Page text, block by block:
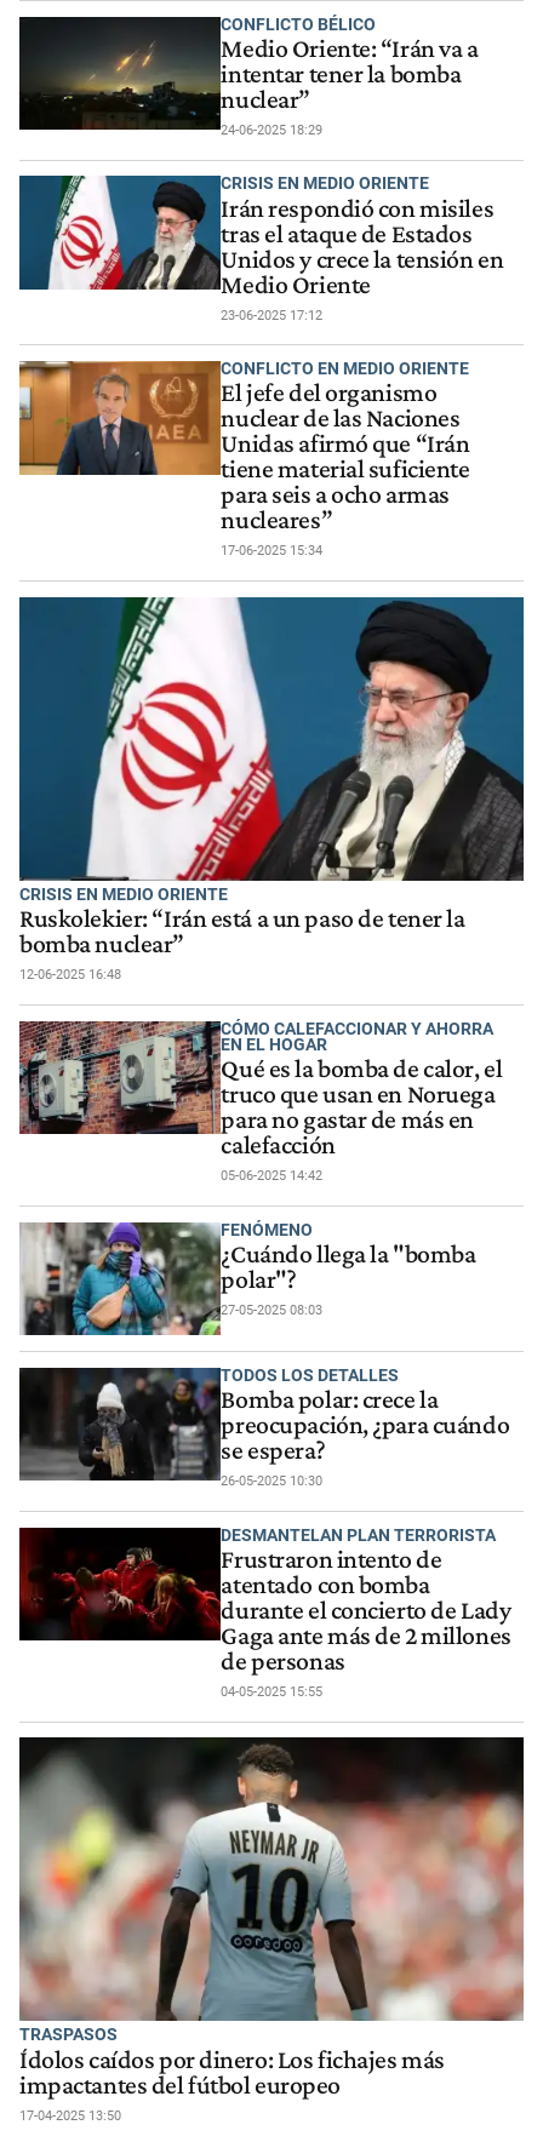
CONFLICTO BÉLICO
Medio Oriente: “Irán va a
intentar tener la bomba
nuclear”
24-06-2025 18:29
CRISIS EN MEDIO ORIENTE
Irán respondió con misiles
tras el ataque de Estados
Unidos y crece la tensión en
Medio Oriente
23-06-2025 17:12
CONFLICTO EN MEDIO ORIENTE
El jefe del organismo
nuclear de las Naciones
Unidas afirmó que “Irán
tiene material suficiente
para seis a ocho armas
nucleares”
17-06-2025 15:34
CRISIS EN MEDIO ORIENTE
Ruskolekier: “Irán está a un paso de tener la
bomba nuclear”
12-06-2025 16:48
CÓMO CALEFACCIONAR Y AHORRA
EN EL HOGAR
Qué es la bomba de calor, el
truco que usan en Noruega
para no gastar de más en
calefacción
05-06-2025 14:42
FENÓMENO
¿Cuándo llega la "bomba
polar"?
27-05-2025 08:03
TODOS LOS DETALLES
Bomba polar: crece la
preocupación, ¿para cuándo
se espera?
26-05-2025 10:30
DESMANTELAN PLAN TERRORISTA
Frustraron intento de
atentado con bomba
durante el concierto de Lady
Gaga ante más de 2 millones
de personas
04-05-2025 15:55
TRASPASOS
Ídolos caídos por dinero: Los fichajes más
impactantes del fútbol europeo
17-04-2025 13:50